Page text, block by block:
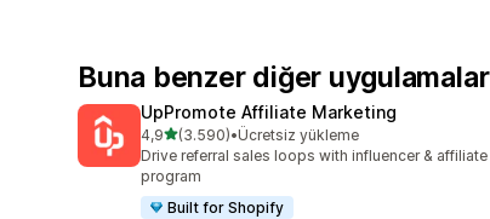
Buna benzer diğer uygulamalar
UpPromote Affiliate Marketing
4,95 yıldız üzerinden
(3.590)
toplam 3590 değerlendirme
•Ücretsiz yükleme
Drive referral sales loops with influencer & affiliate
program
Built for Shopify